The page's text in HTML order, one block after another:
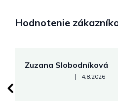
Hodnotenie
Zuzana Slobodníková
Hodnotenie obchodu je 5 z
| 4.8.2026